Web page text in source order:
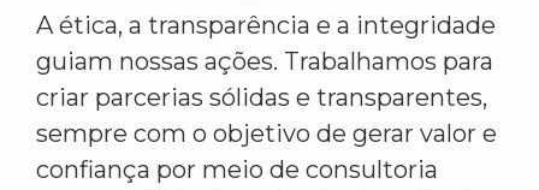
A ética, a transparência e a integridade
guiam nossas ações. Trabalhamos para
criar parcerias sólidas e transparentes,
sempre com o objetivo de gerar valor e
confiança por meio de consultoria